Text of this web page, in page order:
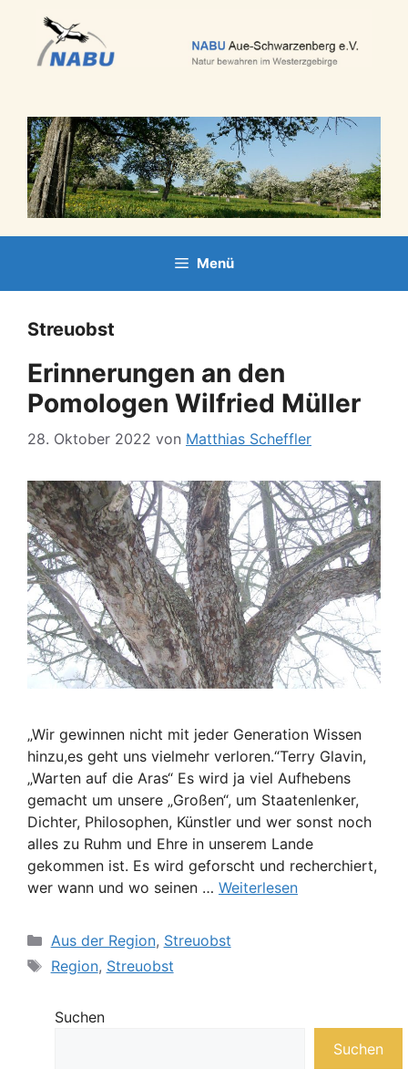
springen
Menü
Streuobst
Erinnerungen an den
Pomologen Wilfried Müller
28. Oktober 2022 von Matthias Scheffler
„Wir gewinnen nicht mit jeder Generation Wissen
hinzu,es geht uns vielmehr verloren.“Terry Glavin,
„Warten auf die Aras“ Es wird ja viel Aufhebens
gemacht um unsere „Großen“, um Staatenlenker,
Dichter, Philosophen, Künstler und wer sonst noch
alles zu Ruhm und Ehre in unserem Lande
gekommen ist. Es wird geforscht und recherchiert,
wer wann und wo seinen … Weiterlesen
Kategorien
Aus der Region, Streuobst
Schlagwörter
Region, Streuobst
Suchen
Suchen